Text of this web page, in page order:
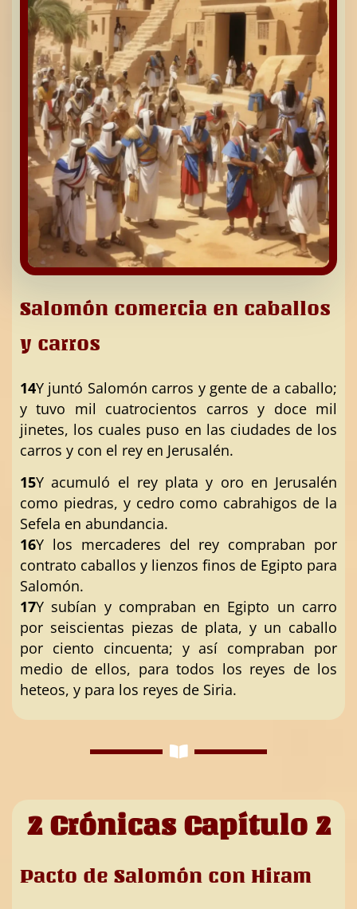
Salomón comercia en caballos
y carros
14Y juntó Salomón carros y gente de a caballo;
y tuvo mil cuatrocientos carros y doce mil
jinetes, los cuales puso en las ciudades de los
carros y con el rey en Jerusalén.
15Y acumuló el rey plata y oro en Jerusalén
como piedras, y cedro como cabrahigos de la
Sefela en abundancia.
16Y los mercaderes del rey compraban por
contrato caballos y lienzos finos de Egipto para
Salomón.
17Y subían y compraban en Egipto un carro
por seiscientas piezas de plata, y un caballo
por ciento cincuenta; y así compraban por
medio de ellos, para todos los reyes de los
heteos, y para los reyes de Siria.
2 Crónicas Capítulo 2
Pacto de Salomón con Hiram